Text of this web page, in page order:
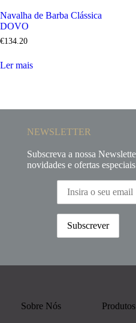
Navalha de Barba Clássica
DOVO
€134.20
Ler mais
NEWSLETTER
Subscreva a nossa
novidades e ofertas
Sobre Nós Produtos